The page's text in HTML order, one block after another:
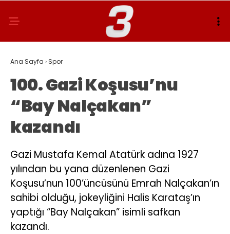
Ana Sayfa › Spor
100. Gazi Koşusu’nu
“Bay Nalçakan”
kazandı
Gazi Mustafa Kemal Atatürk adına 1927
yılından bu yana düzenlenen Gazi
Koşusu’nun 100’üncüsünü Emrah Nalçakan’ın
sahibi olduğu, jokeyliğini Halis Karataş’ın
yaptığı “Bay Nalçakan” isimli safkan
kazandı.